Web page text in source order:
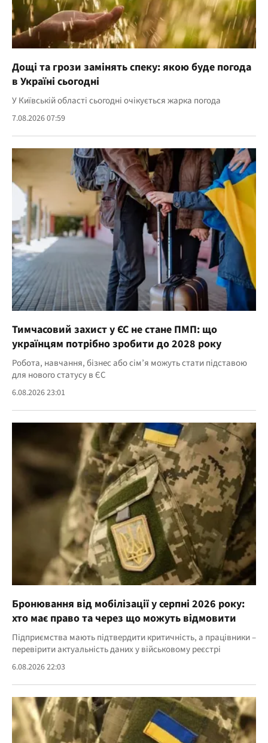
Дощі та грози замінять спеку: якою буде погода
в Україні сьогодні
У Київській області сьогодні очікується жарка погода
7.08.2026 07:59
Тимчасовий захист у ЄС не стане ПМП: що
українцям потрібно зробити до 2028 року
Робота, навчання, бізнес або сім’я можуть стати підставою
для нового статусу в ЄС
6.08.2026 23:01
Бронювання від мобілізації у серпні 2026 року:
хто має право та через що можуть відмовити
Підприємства мають підтвердити критичність, а працівники –
перевірити актуальність даних у військовому реєстрі
6.08.2026 22:03